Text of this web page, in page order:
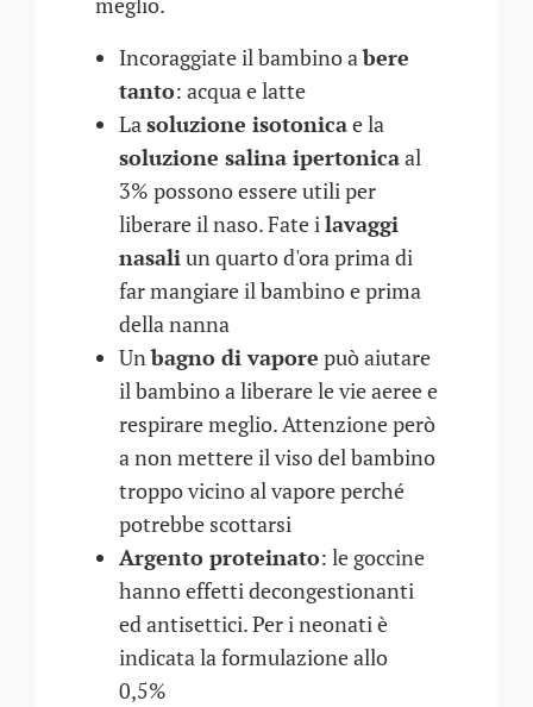
Incoraggiate il bambino abere
tanto: acqua e latte
Lasoluzione isotonicae la
soluzione salina ipertonicaal
3% possono essere utili per
liberare il naso. Fate ilavaggi
nasaliun quarto d'ora prima di
far mangiare il bambino e prima
della nanna
Unbagno di vapore può aiutare
il bambino a liberare le vie aeree e
respirare meglio. Attenzione però
a non mettere il viso del bambino
troppo vicino al vapore perché
potrebbe scottarsi
Argento proteinato: le goccine
hanno effetti decongestionanti
ed antisettici. Per i neonati è
indicata la formulazione allo
0,5%